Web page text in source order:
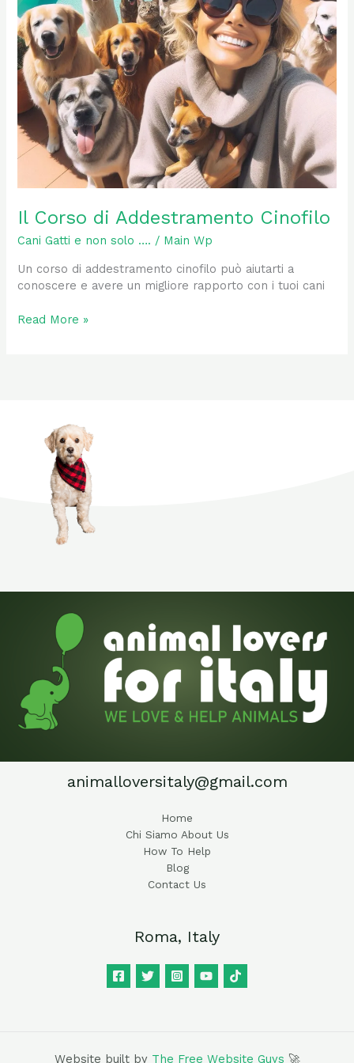
Il Corso di Addestramento Cinofilo
Cani Gatti e non solo …. / Main Wp
Un corso di addestramento cinofilo può aiutarti a
conoscere e avere un migliore rapporto con i tuoi cani
Read More »
animalloversitaly@gmail.com
Home
Chi Siamo About Us
How To Help
Blog
Contact Us
Roma, Italy
Website built by The Free Website Guys 🚀